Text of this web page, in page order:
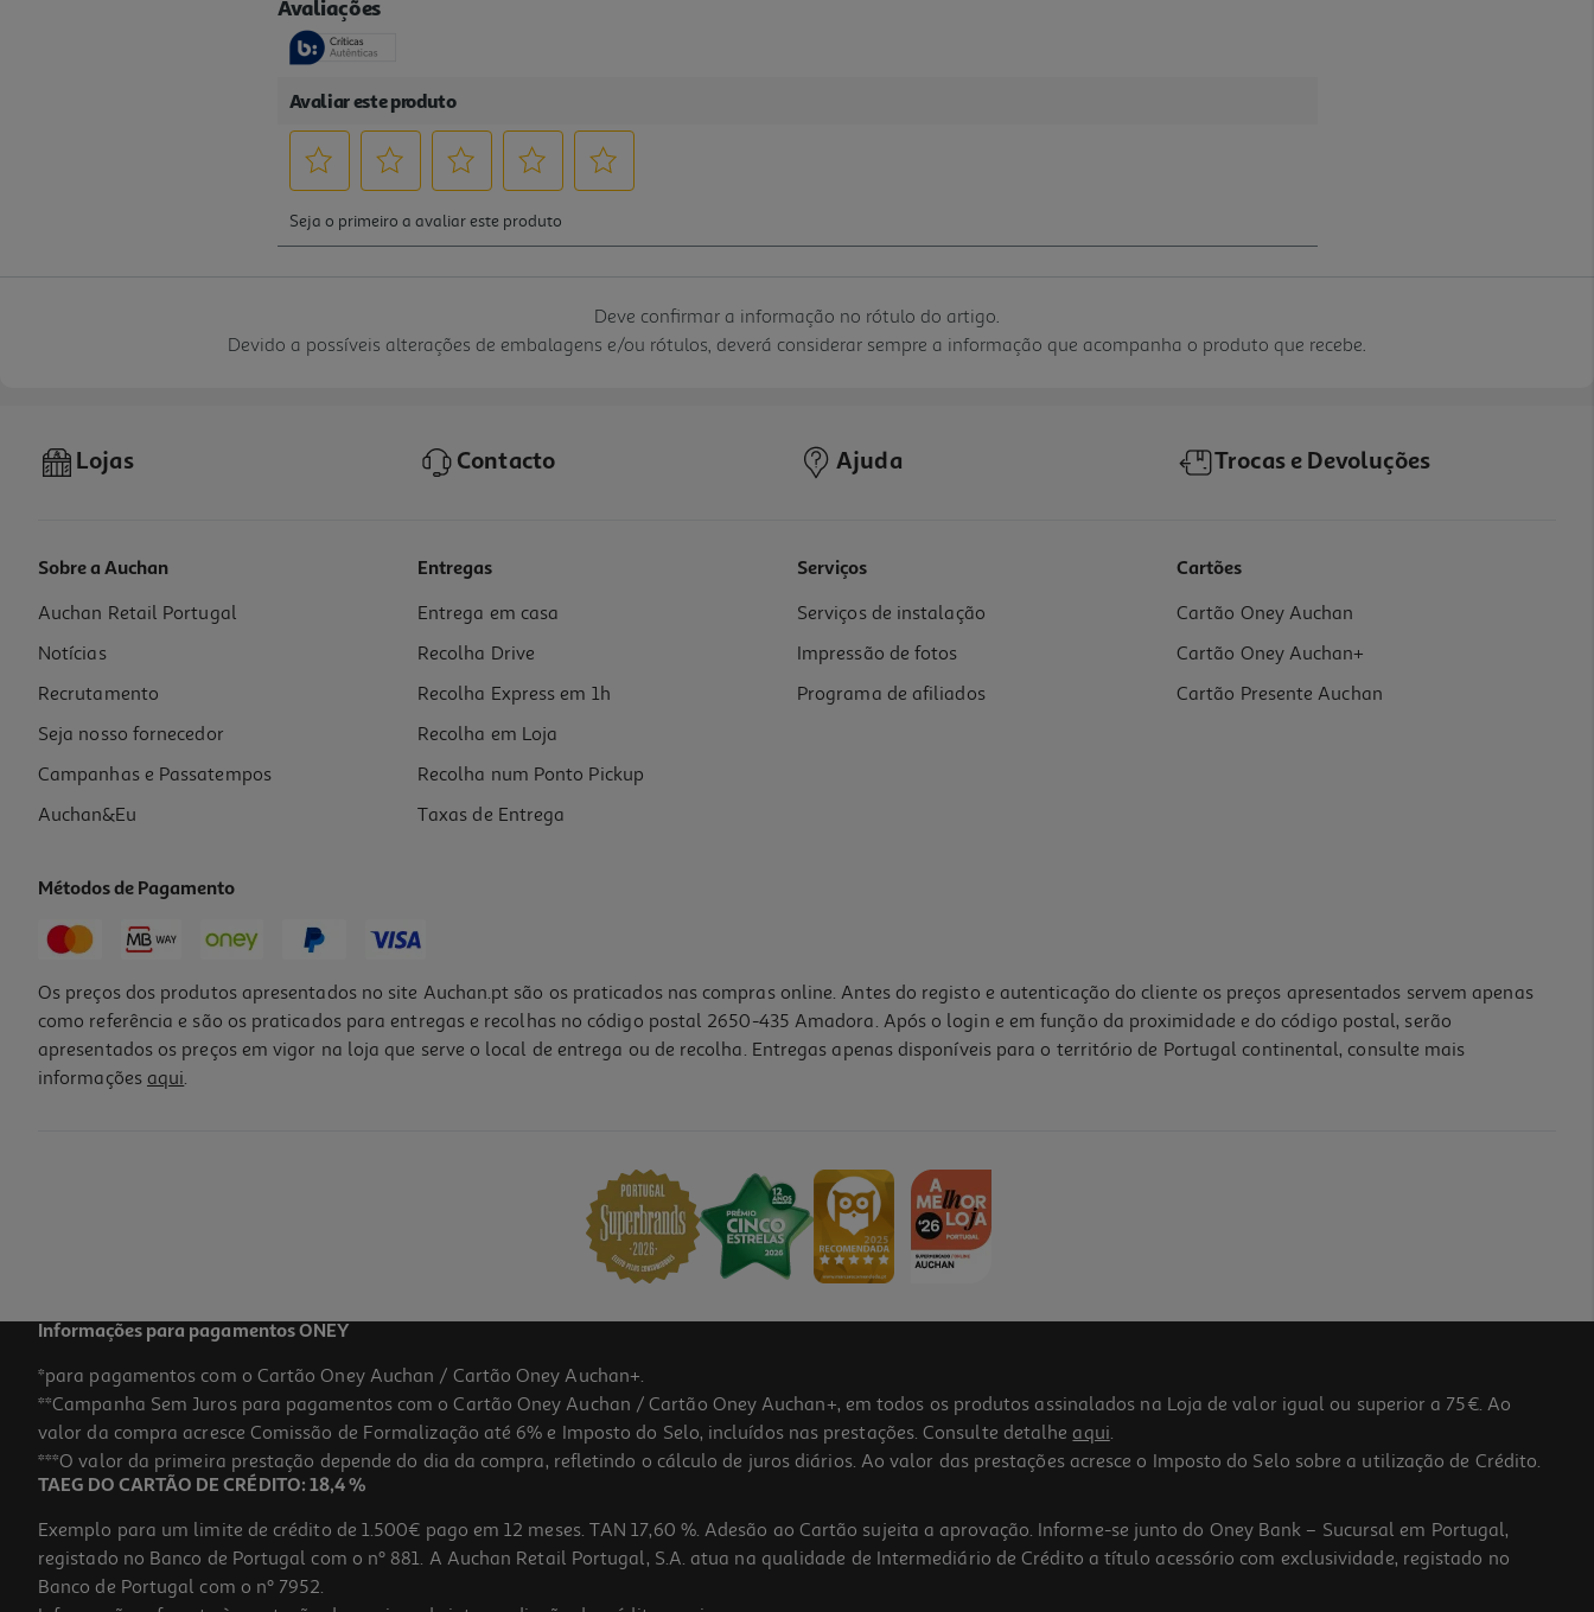
Deve confirmar a informação no rótulo do artigo.
Devido a possíveis alterações de embalagens e/ou rótulos, deverá considerar sempre a informação que acompanha o produto que recebe.
Lojas Contacto Ajuda Trocas e Devoluções
Sobre a Auchan
Auchan Retail Portugal
Notícias
Recrutamento
Seja nosso fornecedor
Campanhas e Passatempos
Auchan&Eu
Entregas
Entrega em casa
Recolha Drive
Recolha Express em 1h
Recolha em Loja
Recolha num Ponto Pickup
Taxas de Entrega
Serviços
Serviços de instalação
Impressão de fotos
Programa de afiliados
Cartões
Cartão Oney Auchan
Cartão Oney Auchan+
Cartão Presente Auchan
Métodos de Pagamento
Os preços dos produtos apresentados no site Auchan.pt são os praticados nas compras online. Antes do registo e autenticação do cliente os preços apresentados servem apenas
como referência e são os praticados para entregas e recolhas no código postal 2650-435 Amadora. Após o login e em função da proximidade e do código postal, serão
apresentados os preços em vigor na loja que serve o local de entrega ou de recolha. Entregas apenas disponíveis para o território de Portugal continental, consulte mais
informações aqui.
Informações para pagamentos ONEY
*para pagamentos com o Cartão Oney Auchan / Cartão Oney Auchan+.
**Campanha Sem Juros para pagamentos com o Cartão Oney Auchan / Cartão Oney Auchan+, em todos os produtos assinalados na Loja de valor igual ou superior a 75€. Ao
valor da compra acresce Comissão de Formalização até 6% e Imposto do Selo, incluídos nas prestações. Consulte detalhe aqui.
***O valor da primeira prestação depende do dia da compra, refletindo o cálculo de juros diários. Ao valor das prestações acresce o Imposto do Selo sobre a utilização de Crédito.
TAEG DO CARTÃO DE CRÉDITO: 18,4 %
Exemplo para um limite de crédito de 1.500€ pago em 12 meses. TAN 17,60 %. Adesão ao Cartão sujeita a aprovação. Informe-se junto do Oney Bank – Sucursal em Portugal,
registado no Banco de Portugal com o nº 881. A Auchan Retail Portugal, S.A. atua na qualidade de Intermediário de Crédito a título acessório com exclusividade, registado no
Banco de Portugal com o nº 7952.